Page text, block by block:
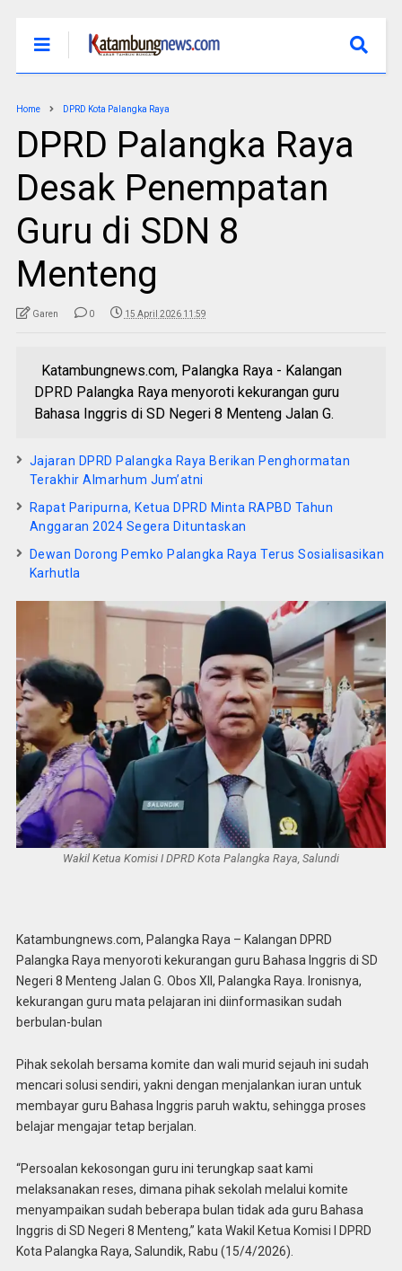
Home DPRD Kota Palangka Raya
DPRD Palangka Raya
Desak Penempatan
Guru di SDN 8
Menteng
Garen 0 15 April 2026 11:59
Katambungnews.com, Palangka Raya - Kalangan
DPRD Palangka Raya menyoroti kekurangan guru
Bahasa Inggris di SD Negeri 8 Menteng Jalan G.
Jajaran DPRD Palangka Raya Berikan Penghormatan
Terakhir Almarhum Jum’atni
Rapat Paripurna, Ketua DPRD Minta RAPBD Tahun
Anggaran 2024 Segera Dituntaskan
Dewan Dorong Pemko Palangka Raya Terus Sosialisasikan
Karhutla
Wakil Ketua Komisi I DPRD Kota Palangka Raya, Salundi
Katambungnews.com, Palangka Raya – Kalangan DPRD
Palangka Raya menyoroti kekurangan guru Bahasa Inggris di SD
Negeri 8 Menteng Jalan G. Obos XII, Palangka Raya. Ironisnya,
kekurangan guru mata pelajaran ini diinformasikan sudah
berbulan-bulan
Pihak sekolah bersama komite dan wali murid sejauh ini sudah
mencari solusi sendiri, yakni dengan menjalankan iuran untuk
membayar guru Bahasa Inggris paruh waktu, sehingga proses
belajar mengajar tetap berjalan.
“Persoalan kekosongan guru ini terungkap saat kami
melaksanakan reses, dimana pihak sekolah melalui komite
menyampaikan sudah beberapa bulan tidak ada guru Bahasa
Inggris di SD Negeri 8 Menteng,” kata Wakil Ketua Komisi I DPRD
Kota Palangka Raya, Salundik, Rabu (15/4/2026).